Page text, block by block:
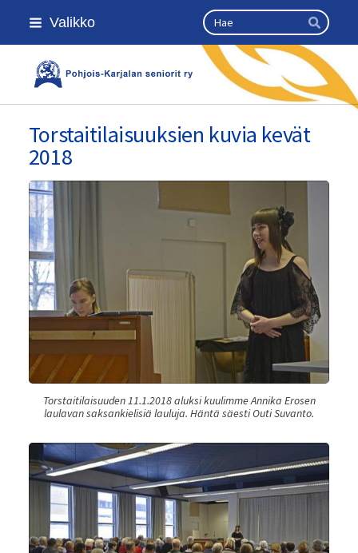
Siirry
sivun
Valikko Haku
Hae
Kansallinen senioriliitto
Torstaitilaisuuksien kuvia kevät
2018
Torstaitilaisuuden 11.1.2018 aluksi kuulimme Annika Erosen
laulavan saksankielisiä lauluja. Häntä säesti Outi Suvanto.